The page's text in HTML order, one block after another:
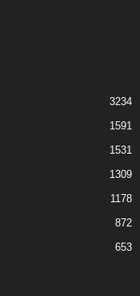
3234
1591
1531
1309
1178
872
653